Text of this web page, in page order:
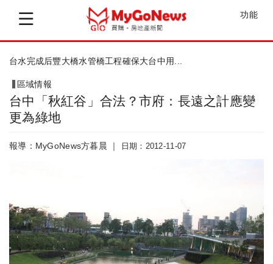
功能
台水完成后豐大橋水管橋工程確保大台中用...
區域情報
台中「秋紅谷」合法？市府：長遠之計應變
更為綠地
報導：MyGoNews方暮晨 ｜ 日期：2012-11-07